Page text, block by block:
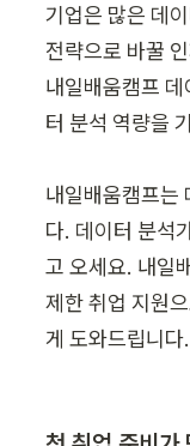
기업은 많은 데
전략으로 바꿀
내일배움캠프
터 분석 역량을
내일배움캠프는
다. 데이터 분석
고 오세요. 내일
제한 취업 지원
게 도와드립니다.